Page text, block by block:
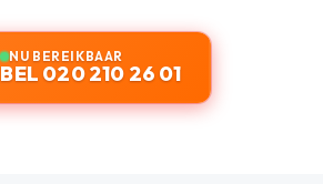
NU BEREIKBAAR
BEL 020 210 26 01